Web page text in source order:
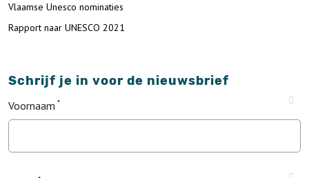
Vlaamse Unesco nominaties
Rapport naar UNESCO 2021
Schrijf je in voor de nieuwsbrief
Voornaam